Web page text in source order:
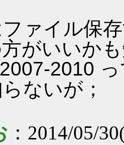
ァイル保
がいいか
2010 っ
ないが；
：2014/05/